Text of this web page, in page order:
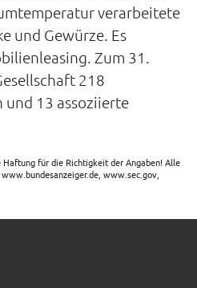
verarbeitete
und Gewürze. Es
Zum 31.
218
und 13 assoziierte
Haftung für die Richtigkeit der Angaben! Alle
www.sec.gov,